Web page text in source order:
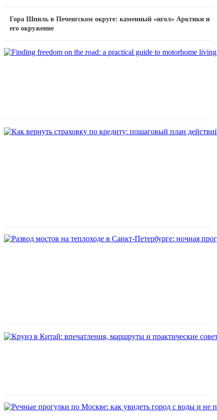
Гора Шпиль в Печенгском округе: каменный «игол» Арктики и
его окружение